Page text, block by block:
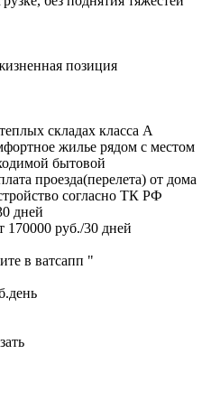
позиция
складах класса А
жилье рядом с местом
бытовой
проезда(перелета) от дома
согласно ТК РФ
дней
170000 руб./30 дней
в ватсапп "